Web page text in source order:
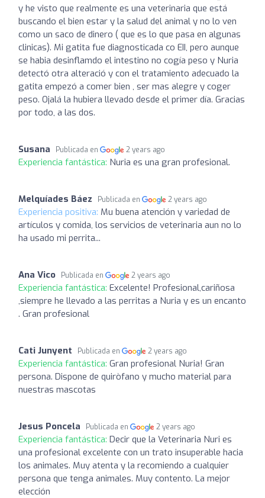
y he visto que realmente es una veterinaria que está
buscando el bien estar y la salud del animal y no lo ven
como un saco de dinero ( que es lo que pasa en algunas
clinicas). Mi gatita fue diagnosticada co EII, pero aunque
se habia desinflamdo el intestino no cogía peso y Nuria
detectó otra alteració y con el tratamiento adecuado la
gatita empezó a comer bien , ser mas alegre y coger
peso. Ojalá la hubiera llevado desde el primer día. Gracias
por todo, a las dos.
Susana Publicada en 2 years ago
Experiencia fantástica: Nuria es una gran profesional.
Melquíades Báez Publicada en 2 years ago
Experiencia positiva: Mu buena atención y variedad de
artículos y comida, los servicios de veterinaria aun no lo
ha usado mi perrita...
Ana Vico Publicada en 2 years ago
Experiencia fantástica: Excelente! Profesional,cariñosa
,siempre he llevado a las perritas a Nuria y es un encanto
. Gran profesional
Cati Junyent Publicada en 2 years ago
Experiencia fantástica: Gran profesional Nuria! Gran
persona. Dispone de quiròfano y mucho material para
nuestras mascotas
Jesus Poncela Publicada en 2 years ago
Experiencia fantástica: Decir que la Veterinaria Nuri es
una profesional excelente con un trato insuperable hacia
los animales. Muy atenta y la recomiendo a cualquier
persona que tenga animales. Muy contento. La mejor
elección